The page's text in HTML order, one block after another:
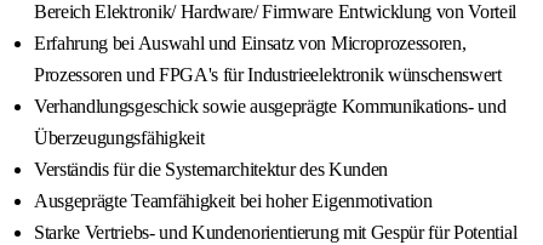
Bereich Elektronik/ Hardware/ Firmware Entwicklung von Vorteil
Erfahrung bei Auswahl und Einsatz von Microprozessoren,
Prozessoren und FPGA's für Industrieelektronik wünschenswert
Verhandlungsgeschick sowie ausgeprägte Kommunikations- und
Überzeugungsfähigkeit
Verständis für die Systemarchitektur des Kunden
Ausgeprägte Teamfähigkeit bei hoher Eigenmotivation
Starke Vertriebs- und Kundenorientierung mit Gespür für Potential